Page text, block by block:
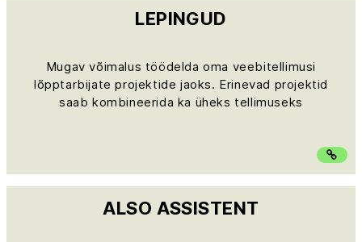
LEPINGUD
Mugav võimalus töödelda oma veebitellimusi
lõpptarbijate projektide jaoks. Erinevad projektid
saab kombineerida ka üheks tellimuseks
ALSO ASSISTENT